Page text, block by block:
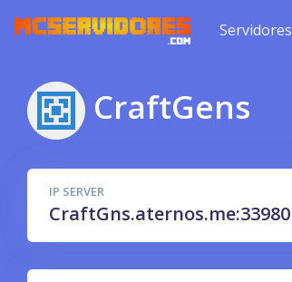
Servidores
CraftGens
IP SERVER
CraftGns.aternos.me:33980